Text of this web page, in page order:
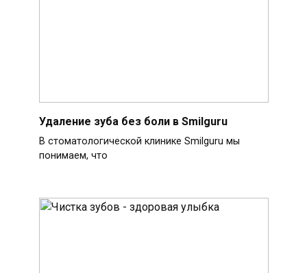
Удаление зуба без боли в Smilguru
В стоматологической клинике Smilguru мы
понимаем, что